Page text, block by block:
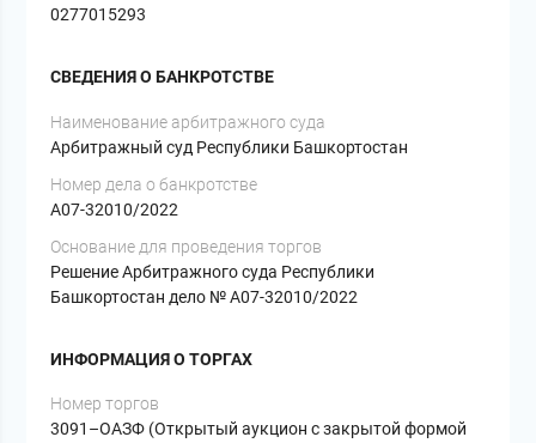
0277015293
СВЕДЕНИЯ О БАНКРОТСТВЕ
Наименование арбитражного суда
Арбитражный суд Республики Башкортостан
Номер дела о банкротстве
А07-32010/2022
Основание для проведения торгов
Решение Арбитражного суда Республики
Башкортостан дело № А07-32010/2022
ИНФОРМАЦИЯ О ТОРГАХ
Номер торгов
3091–ОАЗФ (Открытый аукцион с закрытой формой